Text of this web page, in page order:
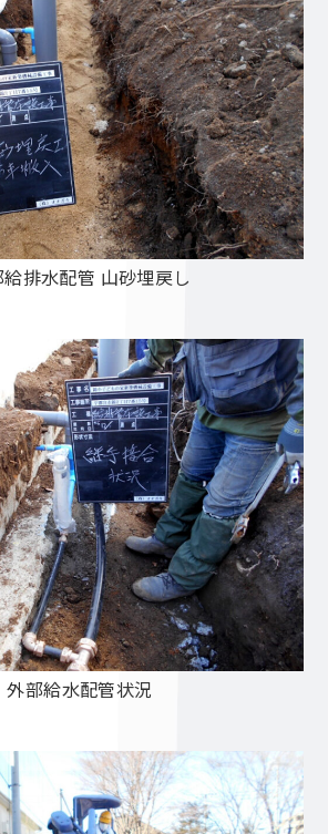
排水配管 山砂埋戻し
外部給水配管状況